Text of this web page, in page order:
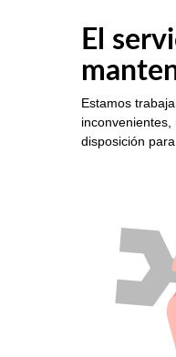
El
Estamos
inconvenientes,
disposición